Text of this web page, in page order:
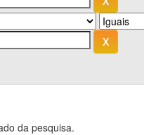
da pesquisa.